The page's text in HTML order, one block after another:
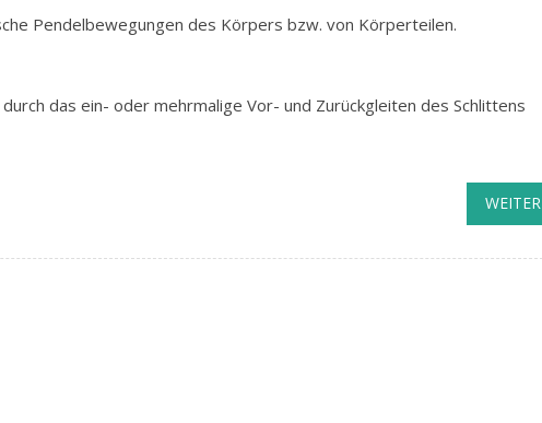
Pendelbewegungen des Körpers bzw. von Körperteilen.
das ein- oder mehrmalige Vor- und Zurückgleiten des Schlittens
WEITER